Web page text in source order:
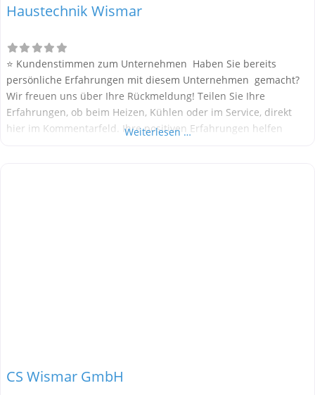
Haustechnik Wismar
⭐ Kundenstimmen zum Unternehmen Haben Sie bereits
persönliche Erfahrungen mit diesem Unternehmen gemacht?
Wir freuen uns über Ihre Rückmeldung! Teilen Sie Ihre
Erfahrungen, ob beim Heizen, Kühlen oder im Service, direkt
hier im Kommentarfeld. Ihre positiven Erfahrungen helfen
Weiterlesen …
CS Wismar GmbH